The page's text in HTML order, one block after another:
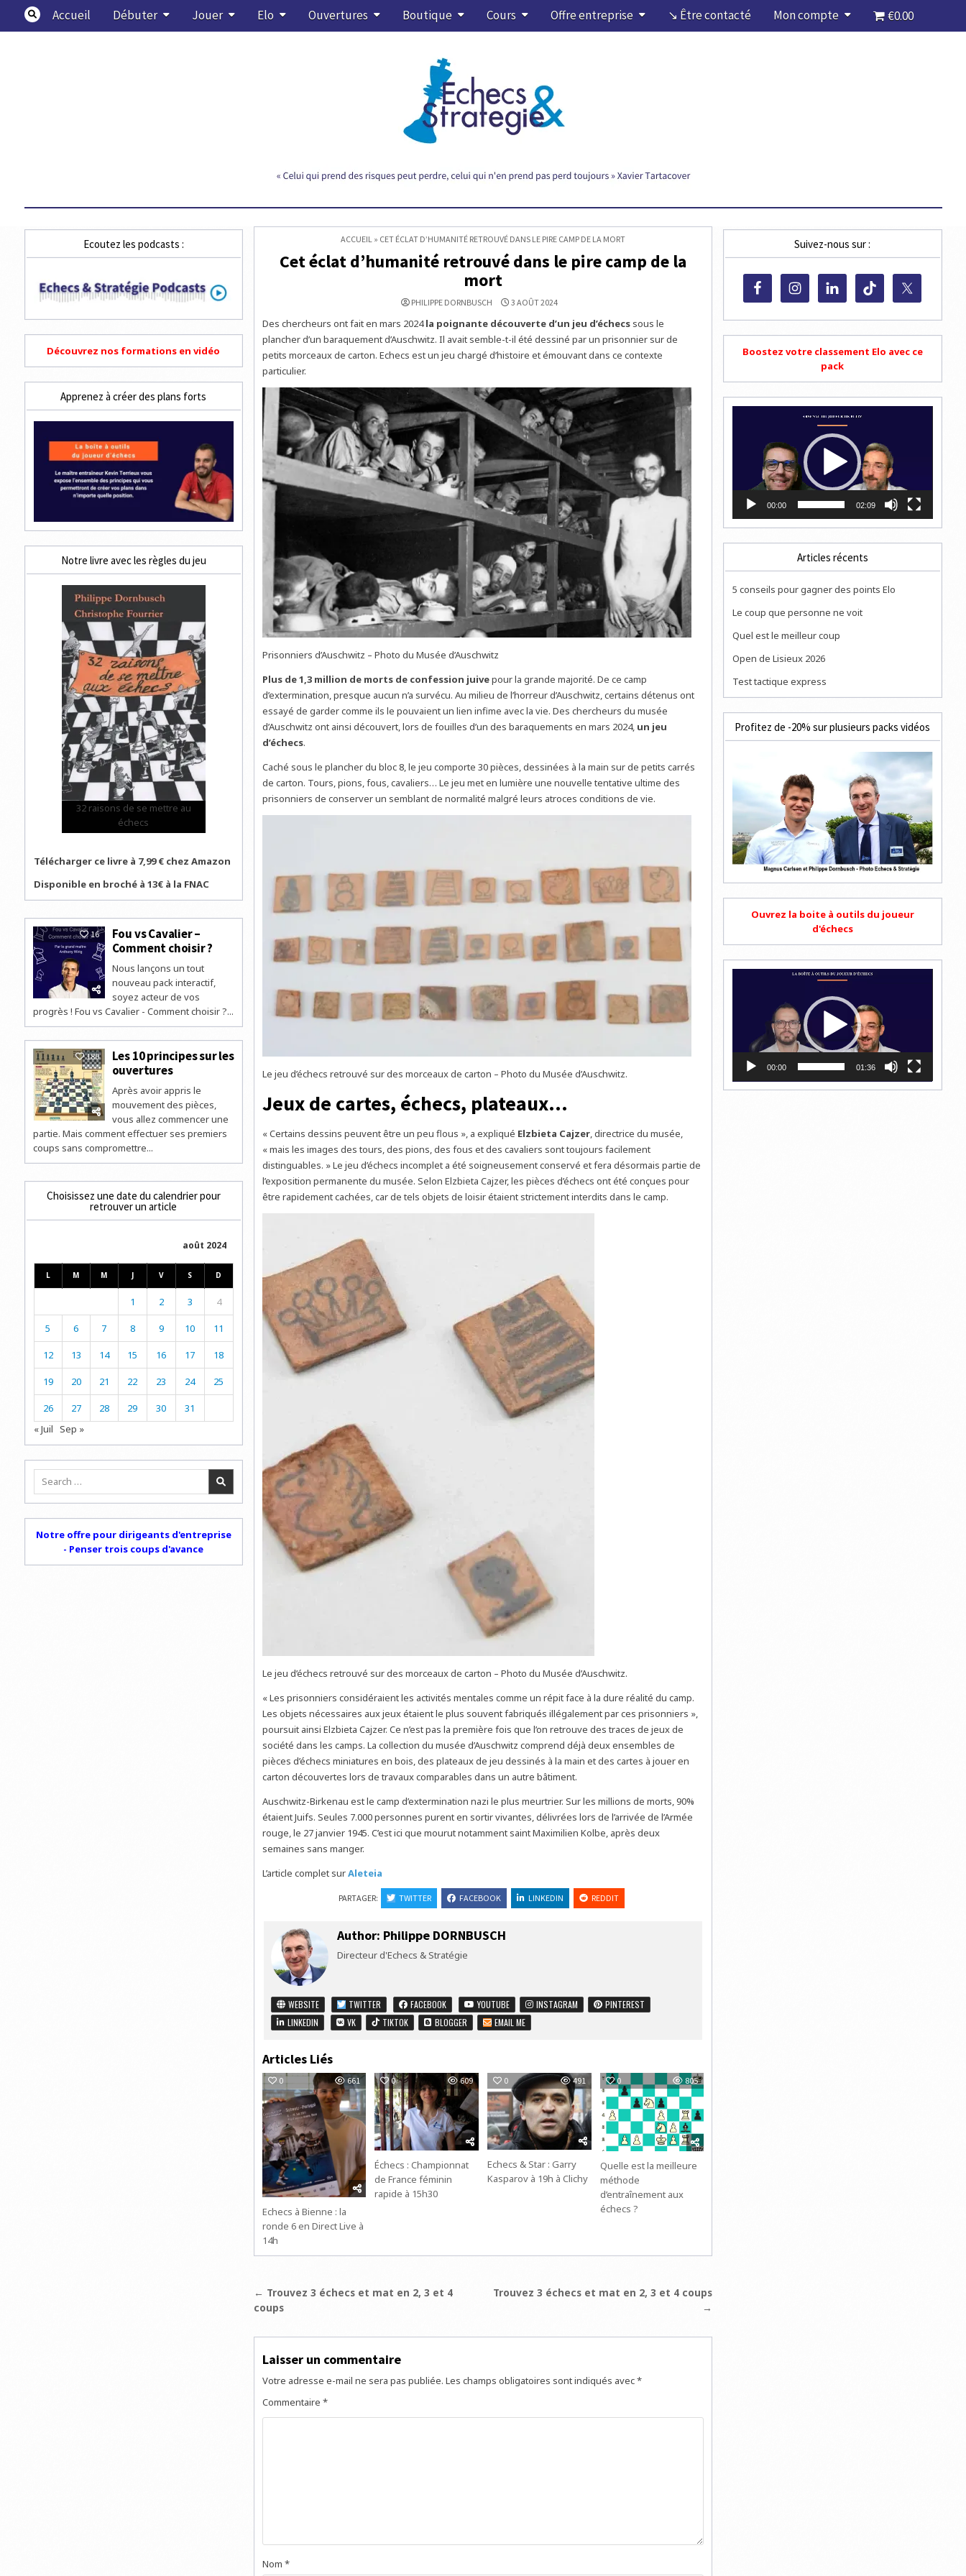
content
Accueil Débuter Jouer Elo Ouvertures Boutique Cours Offre entreprise ↘ Être contacté Mon compte €0.00
ACCUEIL » CET ÉCLAT D’HUMANITÉ RETROUVÉ DANS LE PIRE CAMP DE LA MORT
Cet éclat d’humanité retrouvé dans le pire camp de la
mort
PHILIPPE DORNBUSCH 3 AOÛT 2024
Des chercheurs ont fait en mars 2024la poignante découverte d’un jeu d’échecssous le
plancher d’un baraquement d’Auschwitz. Il avait semble-t-il été dessiné par un prisonnier sur de
petits morceaux de carton. Echecs est un jeu chargé d’histoire et émouvant dans ce contexte
particulier.
Prisonniers d’Auschwitz – Photo du Musée d’Auschwitz
Plus de 1,3 million de morts de confession juivepour la grande majorité. De ce camp
d’extermination, presque aucun n’a survécu. Au milieu de l’horreur d’Auschwitz, certains détenus ont
essayé de garder comme ils le pouvaient un lien infime avec la vie. Des chercheurs du musée
d’Auschwitz ont ainsi découvert, lors de fouilles d’un des baraquements en mars 2024, un jeu
d’échecs.
Caché sous le plancher du bloc 8, le jeu comporte 30 pièces, dessinées à la main sur de petits carrés
de carton. Tours, pions, fous, cavaliers… Le jeu met en lumière une nouvelle tentative ultime des
prisonniers de conserver un semblant de normalité malgré leurs atroces conditions de vie.
Le jeu d’échecs retrouvé sur des morceaux de carton – Photo du Musée d’Auschwitz.
Jeux de cartes, échecs, plateaux…
« Certains dessins peuvent être un peu flous », a expliqué Elzbieta Cajzer, directrice du musée,
« mais les images des tours, des pions, des fous et des cavaliers sont toujours facilement
distinguables. » Le jeu d’échecs incomplet a été soigneusement conservé et fera désormais partie de
l’exposition permanente du musée. Selon Elzbieta Cajzer, les pièces d’échecs ont été conçues pour
être rapidement cachées, car de tels objets de loisir étaient strictement interdits dans le camp.
Le jeu d’échecs retrouvé sur des morceaux de carton – Photo du Musée d’Auschwitz.
« Les prisonniers considéraient les activités mentales comme un répit face à la dure réalité du camp.
Les objets nécessaires aux jeux étaient le plus souvent fabriqués illégalement par ces prisonniers »,
poursuit ainsi Elzbieta Cajzer. Ce n’est pas la première fois que l’on retrouve des traces de jeux de
société dans les camps. La collection du musée d’Auschwitz comprend déjà deux ensembles de
pièces d’échecs miniatures en bois, des plateaux de jeu dessinés à la main et des cartes à jouer en
carton découvertes lors de travaux comparables dans un autre bâtiment.
Auschwitz-Birkenau est le camp d’extermination nazi le plus meurtrier. Sur les millions de morts, 90%
étaient Juifs. Seules 7.000 personnes purent en sortir vivantes, délivrées lors de l’arrivée de l’Armée
rouge, le 27 janvier 1945. C’est ici que mourut notamment saint Maximilien Kolbe, après deux
semaines sans manger.
L’article complet surAleteia
PARTAGER: TWITTER FACEBOOK LINKEDIN REDDIT
Author: Philippe DORNBUSCH
Directeur d'Echecs & Stratégie
WEBSITE TWITTER FACEBOOK YOUTUBE INSTAGRAM
PINTEREST
LINKEDIN
VK TIKTOK BLOGGER EMAIL ME
Articles Liés
0 661
Echecs à Bienne : la
ronde 6 en Direct Live à
14h
0 609
Échecs : Championnat
de France féminin
rapide à 15h30
0 491
Echecs & Star : Garry
Kasparov à 19h à Clichy
0 805
Quelle est la meilleure
méthode
d’entraînement aux
échecs ?
Navigation
de
l’article
Trouvez 3 échecs et mat en 2, 3 et 4 coups
→
← Trouvez 3 échecs et mat en 2, 3 et 4
coups
Laisser un commentaire
Votre adresse e-mail ne sera pas publiée. Les champs obligatoires sont indiqués avec*
Commentaire *
Nom *
Ecoutez les podcasts :
Découvrez nos formations en vidéo
Apprenez à créer des plans forts
Notre livre avec les règles du jeu
32 raisons de se mettre au
échecs
Télécharger ce livre à 7,99 € chez Amazon
Disponible en broché à 13€ à la FNAC
16
Fou vs Cavalier –
Comment choisir ?
Nous lançons un tout
nouveau pack interactif,
soyez acteur de vos
progrès ! Fou vs Cavalier - Comment choisir ?...
180
Les 10 principes sur les
ouvertures
Après avoir appris le
mouvement des pièces,
vous allez commencer une
partie. Mais comment effectuer ses premiers
coups sans compromettre...
Choisissez une date du calendrier pour
retrouver un article
août 2024
L M M J V S D
1 2 3 4
5 6 7 8 9 10 11
12 13 14 15 16 17 18
19 20 21 22 23 24 25
26 27 28 29 30
31
« Juil Sep »
Search
Notre offre pour dirigeants d'entreprise
- Penser trois coups d'avance
Suivez-nous sur :
Boostez votre classement Elo avec ce
pack
00:00 02:09
Articles récents
5 conseils pour gagner des points Elo
Le coup que personne ne voit
Quel est le meilleur coup
Open de Lisieux 2026
Test tactique express
Profitez de -20% sur plusieurs packs vidéos
Ouvrez la boite à outils du joueur
d'échecs
00:00 01:36